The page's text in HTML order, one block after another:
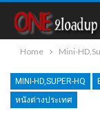
Home Mini-
MINI-HD,SUPER-HQ
หนังต่างประเทศ